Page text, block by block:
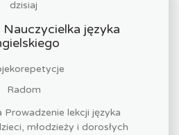
dzisiaj
języka
Radom
Prowadzenie lekcji języka
młodzieży i dorosłych